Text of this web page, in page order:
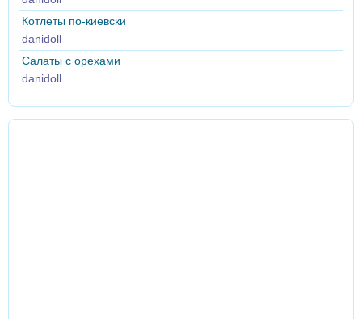
Котлеты по-киевски
danidoll
Салаты с орехами
danidoll